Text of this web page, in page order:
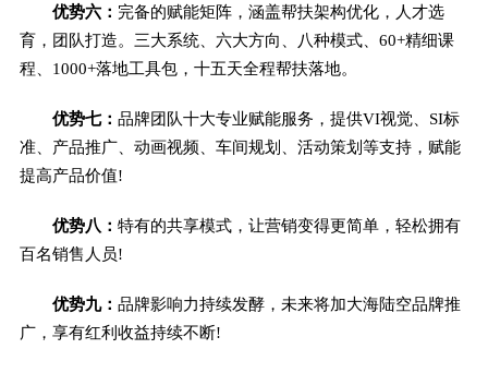
优势六： 完备的赋能矩阵，涵盖帮扶架构优化，人才选
育，团队打造。三大系统、六大方向、八种模式、60+精细课
程、1000+落地工具包，十五天全程帮扶落地。
优势七： 品牌团队十大专业赋能服务，提供VI视觉、SI标
准、产品推广、动画视频、车间规划、活动策划等支持，赋能
提高产品价值!
优势八： 特有的共享模式，让营销变得更简单，轻松拥有
百名销售人员!
优势九： 品牌影响力持续发酵，未来将加大海陆空品牌推
广，享有红利收益持续不断!